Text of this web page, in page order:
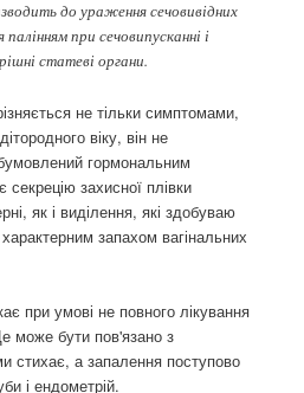
до ураження сечовивідних
при сечовипусканні і
статеві органи.
не тільки симптомами,
віку, він не
гормональним
захисної плівки
як і виділення, які здобуваю
запахом вагінальних
при умові не повного лікування
може бути пов'язано з
стихає, а запалення поступово
і ендометрій.